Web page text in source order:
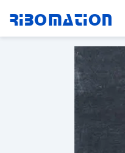
Ribomation